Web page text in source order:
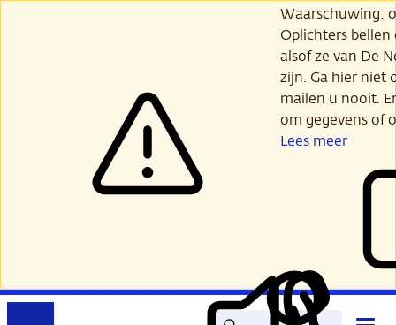
Waarschuwing:
Oplichters
alsof ze van De
zijn. Ga hier niet
mailen u nooit.
om gegevens of
Lees meer